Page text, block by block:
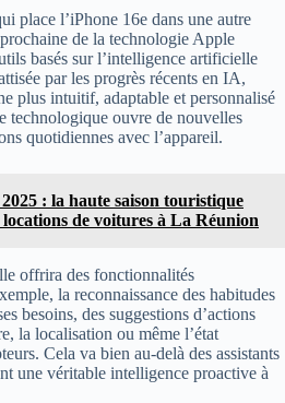
place l’iPhone 16e dans une autre
de la technologie Apple
basés sur l’intelligence artificielle
par les progrès récents en IA,
plus intuitif, adaptable et personnalisé
technologique ouvre de nouvelles
quotidiennes avec l’appareil.
: la haute saison touristique
de voitures à La Réunion
offrira des fonctionnalités
la reconnaissance des habitudes
besoins, des suggestions d’actions
la localisation ou même l’état
Cela va bien au-delà des assistants
une véritable intelligence proactive à